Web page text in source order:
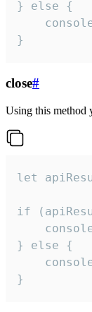
} else {
}
close#
Using this method
let
if
} else {
}